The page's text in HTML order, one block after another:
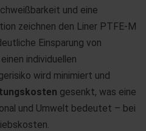
und eine
zeichnen den Liner PTFE-M
Einsparung von
individuellen
wird minimiert und
gesenkt, was eine
und Umwelt bedeutet – bei